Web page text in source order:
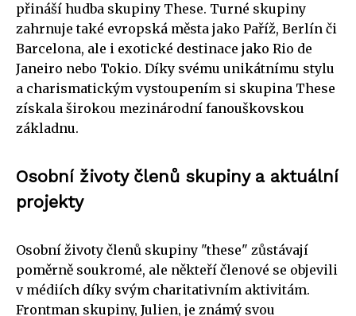
přináší hudba skupiny These. Turné skupiny
zahrnuje také evropská města jako Paříž, Berlín či
Barcelona, ale i exotické destinace jako Rio de
Janeiro nebo Tokio. Díky svému unikátnímu stylu
a charismatickým vystoupením si skupina These
získala širokou mezinárodní fanouškovskou
základnu.
Osobní životy členů skupiny a aktuální
projekty
Osobní životy členů skupiny "these" zůstávají
poměrně soukromé, ale někteří členové se objevili
v médiích díky svým charitativním aktivitám.
Frontman skupiny, Julien, je známý svou